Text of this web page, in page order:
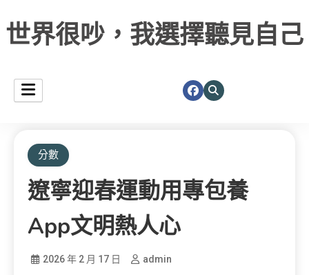
世界很吵，我選擇聽見自己
分數
遼寧迎春運動用專包養
App文明熱人心
2026 年 2 月 17 日 admin